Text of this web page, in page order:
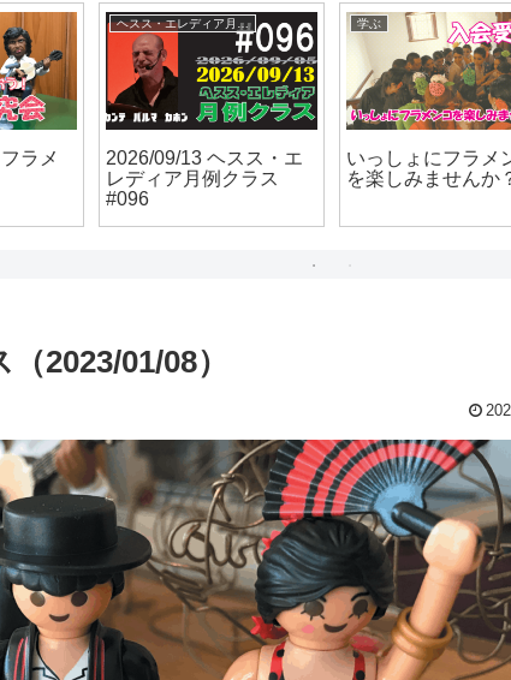
ラメ
ヘスス・エレディア月例クラス
2026/09/13 ヘスス・エ
レディア月例クラス
#096
学ぶ
いっしょにフラメ
を楽しみませんか
2023/01/08）